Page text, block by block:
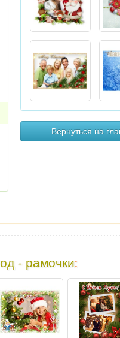
Вернуться на
- рамочки: